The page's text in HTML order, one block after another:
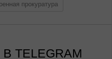
прокуратура
TELEGRAM